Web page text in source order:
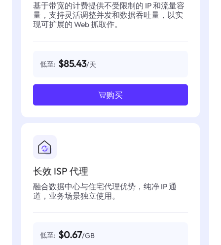
基于带宽的计费提供不受限制的 IP 和流量容
量，支持灵活调整并发和数据吞吐量，以实
现可扩展的 Web 抓取作。
低至: $85.43/天
购买
长效 ISP 代理
融合数据中心与住宅代理优势，纯净 IP 通
道，业务场景独立使用。
低至: $0.67/GB